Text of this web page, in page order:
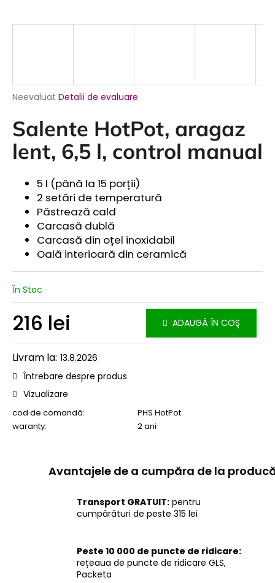
Evaluarea
a
produsului
este
0,0
Neevaluat Detalii de evaluare
Salente HotPot, aragaz
lent, 6,5 l, control manual
5 l (până la 15 porții)
2 setări de temperatură
Păstrează cald
Carcasă dublă
Carcasă din oțel inoxidabil
Oală interioară din ceramică
În Stoc
216 lei ADAUGĂ ÎN COŞ
13.8.2026
cod de comandă:
PHS HotPot
waranty: 2 ani
Întrebare despre produs
Vizualizare
Transport GRATUIT: pentru
cumpărături de peste 315 lei
Peste 10 000 de puncte de ridicare:
rețeaua de puncte de ridicare GLS,
Packeta